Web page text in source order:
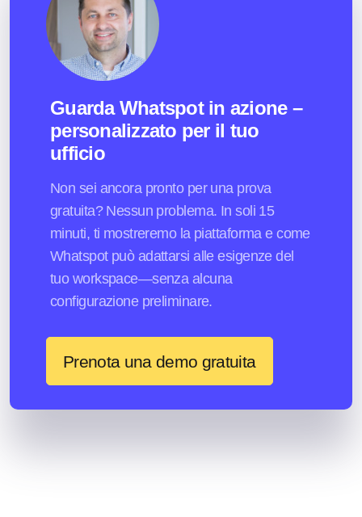
Guarda Whatspot in azione –
personalizzato per il tuo
ufficio
Non sei ancora pronto per una prova
gratuita? Nessun problema. In soli 15
minuti, ti mostreremo la piattaforma e come
Whatspot può adattarsi alle esigenze del
tuo workspace—senza alcuna
configurazione preliminare.
Prenota una demo gratuita